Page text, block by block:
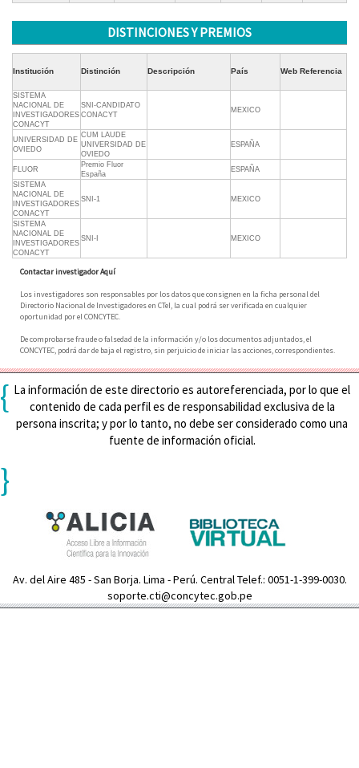
DISTINCIONES Y PREMIOS
Institución Distinción Descripción País Web Referencia
SISTEMA
NACIONAL DE
INVESTIGADORES
CONACYT
SNI-CANDIDATO
CONACYT
MEXICO
UNIVERSIDAD DE
OVIEDO
CUM LAUDE
UNIVERSIDAD DE
OVIEDO
ESPAÑA
FLUOR
Premio Fluor
España
ESPAÑA
SISTEMA
NACIONAL DE
INVESTIGADORES
CONACYT
SNI-1 MEXICO
SISTEMA
NACIONAL DE
INVESTIGADORES
CONACYT
SNI-I MEXICO
Contactar investigador Aquí
Los investigadores son responsables por los datos que consignen en la ficha personal del
Directorio Nacional de Investigadores en CTeI, la cual podrá ser verificada en cualquier
oportunidad por el CONCYTEC.
De comprobarse fraude o falsedad de la información y/o los documentos adjuntados, el
CONCYTEC, podrá dar de baja el registro, sin perjuicio de iniciar las acciones, correspondientes.
{ La información de este directorio es autoreferenciada, por lo que el
contenido de cada perfil es de responsabilidad exclusiva de la
persona inscrita; y por lo tanto, no debe ser considerado como una
fuente de información oficial.
}
Av. del Aire 485 - San Borja. Lima - Perú. Central Telef.: 0051-1-399-0030.
soporte.cti@concytec.gob.pe